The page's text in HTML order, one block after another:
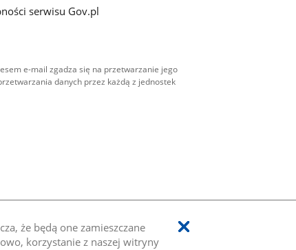
że będą one zamieszczane
korzystanie z naszej witryny
serwisu Gov.pl
e-mail zgadza się na przetwarzanie jego
danych przez każdą z jednostek